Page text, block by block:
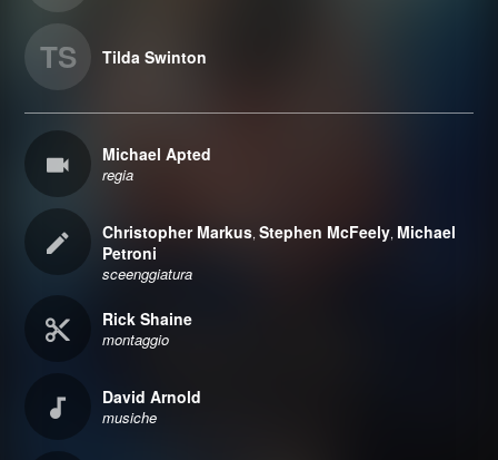
TS Tilda Swinton
Michael Apted
regia
Christopher Markus,Stephen McFeely, Michael
Petroni
sceenggiatura
Rick Shaine
montaggio
David Arnold
musiche